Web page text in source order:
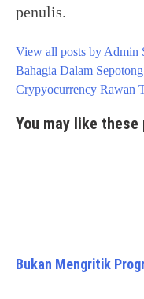
penulis.
View all posts by Admin
Post
navigation
Bahagia Dalam
Crypyocurrency Rawan
You may like these
Bukan Mengritik